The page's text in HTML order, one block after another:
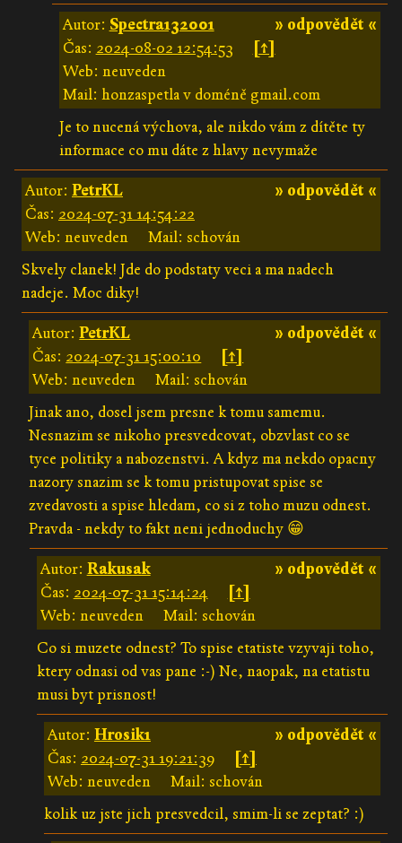
» odpovědět «
Autor: Spectra132001
Čas: 2024-08-02 12:54:53
[↑]
Web: neuveden
Mail: honzaspetla v doméně gmail.com
Je to nucená výchova, ale nikdo vám z dítěte ty
informace co mu dáte z hlavy nevymaže
» odpovědět «
Autor: PetrKL
Čas: 2024-07-31 14:54:22
Web: neuveden
Mail: schován
Skvely clanek! Jde do podstaty veci a ma nadech
nadeje. Moc diky!
» odpovědět «
Autor:PetrKL
Čas: 2024-07-31 15:00:10
[↑]
Web: neuveden
Mail: schován
Jinak ano, dosel jsem presne k tomu samemu.
Nesnazim se nikoho presvedcovat, obzvlast co se
tyce politiky a nabozenstvi. A kdyz ma nekdo opacny
nazory snazim se k tomu pristupovat spise se
zvedavosti a spise hledam, co si z toho muzu odnest.
Pravda - nekdy to fakt neni jednoduchy 😁
» odpovědět «
Autor: Rakusak
Čas: 2024-07-31 15:14:24
[↑]
Web: neuveden
Mail: schován
Co si muzete odnest? To spise etatiste vzyvaji toho,
ktery odnasi od vas pane :-) Ne, naopak, na etatistu
musi byt prisnost!
» odpovědět «
Autor: Hrosik1
Čas: 2024-07-31 19:21:39
[↑]
Web: neuveden
Mail: schován
kolik uz jste jich presvedcil, smim-li se zeptat? :)